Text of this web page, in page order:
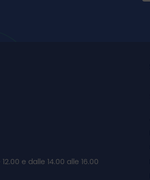
e dalle 14.00 alle 16.00